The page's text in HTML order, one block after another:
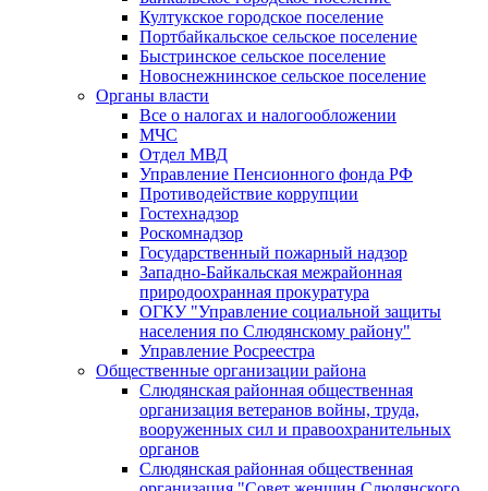
Култукское городское поселение
Портбайкальское сельское поселение
Быстринское сельское поселение
Новоснежнинское сельское поселение
Органы власти
Все о налогах и налогообложении
МЧС
Отдел МВД
Управление Пенсионного фонда РФ
Противодействие коррупции
Гостехнадзор
Роскомнадзор
Государственный пожарный надзор
Западно-Байкальская межрайонная
природоохранная прокуратура
ОГКУ "Управление социальной защиты
населения по Слюдянскому району"
Управление Росреестра
Общественные организации района
Слюдянская районная общественная
организация ветеранов войны, труда,
вооруженных сил и правоохранительных
органов
Слюдянская районная общественная